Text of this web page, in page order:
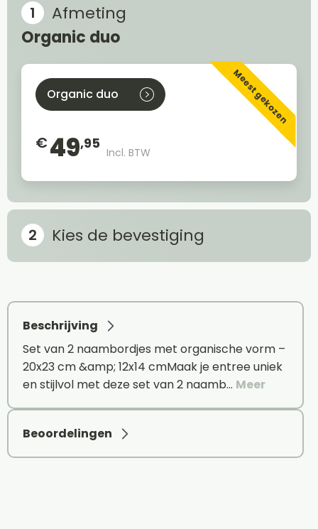
Afmeting
Organic duo
Meest gekozen
Organic duo
€49,95
Incl. BTW
Kies de bevestiging
Beschrijving
Set van 2 naambordjes met organische vorm –
20x23 cm &amp; 12x14 cmMaak je entree uniek
en stijlvol met deze set van 2 naamb… Meer
Beoordelingen